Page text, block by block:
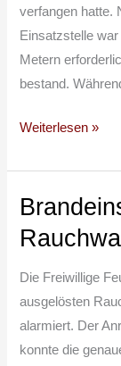
verfangen hatte.
Einsatzstelle
Metern
bestand.
Weiterlesen »
Die Freiwillige
ausgelösten
alarmiert. Der
konnte die
Brandeinsatz
–